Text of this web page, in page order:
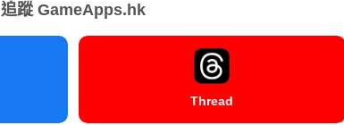
追蹤 GameApps.hk
Thread